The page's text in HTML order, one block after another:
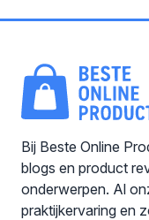
Bij Beste Online
blogs en product
onderwerpen. Al
praktijkervaring en